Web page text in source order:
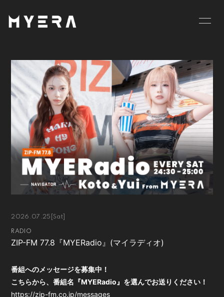
SCHEDULE PROFILE
VIDEO DISCOGRAPHY
GOODS BLOG
MOVIE RADIO
PHOTO
お仕事のご依頼等は
こちら
会員登録 ログイン
2026.07.25 [Sat]
RADIO
ZIP-FM 77.8『MYERadio』(マイラディオ)
番組へのメッセージを募集中！
こちらから、番組名『MYERadio』を選んでお送りください！
https://zip-fm.co.jp/messages